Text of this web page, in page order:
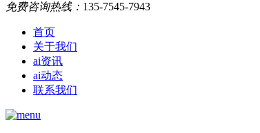
免费咨询热线： 135-7545-7943
首页
关于我们
ai资讯
ai动态
联系我们